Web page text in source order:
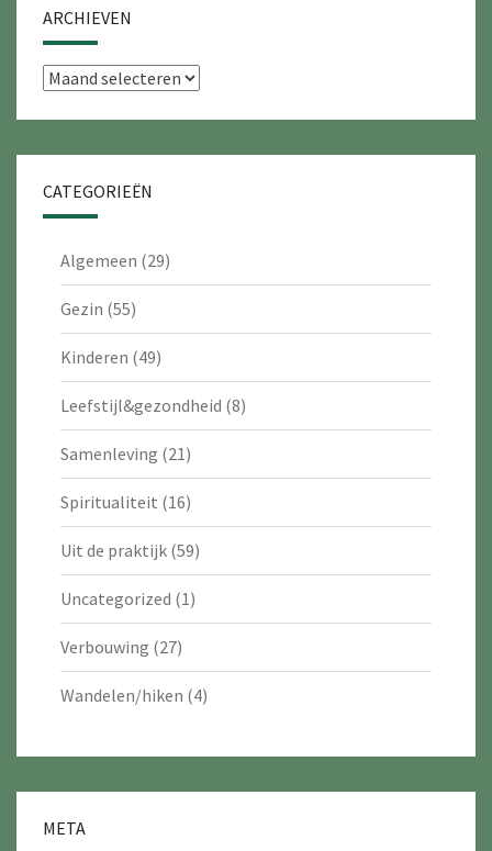
ARCHIEVEN
Archieven
CATEGORIEËN
Algemeen (29)
Gezin (55)
Kinderen (49)
Leefstijl&gezondheid (8)
Samenleving (21)
Spiritualiteit (16)
Uit de praktijk (59)
Uncategorized (1)
Verbouwing (27)
Wandelen/hiken (4)
META